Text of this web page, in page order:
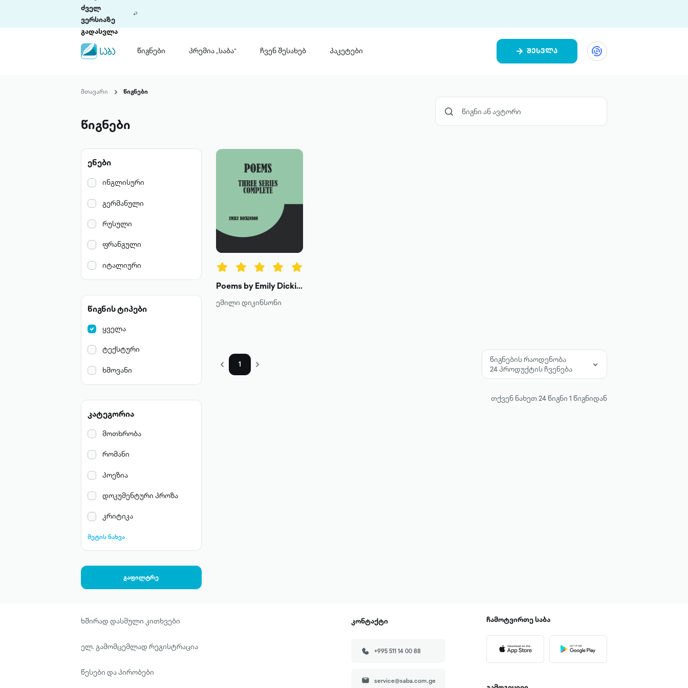
ძველ
ვერსიაზე
გადასვლა
წიგნები
პრემია „საბა“ ჩვენ შესახებ პაკეტები შესვლა
თინეთი 9 ციფრულ პლატფორმასა და 5
პაკეტები
მთავარი წიგნები
წიგნები
ენები
ინგლისური
გერმანული
რუსული
ფრანგული
იტალიური
წიგნის ტიპები
ყველა
ტექსტური
ხმოვანი
კატეგორია
მოთხრობა
რომანი
პოეზია
დოკუმენტური პროზა
კრიტიკა
მეტის ნახვა
გაფილტრე
Poems by Emily Dickinson, Three Series, Complete
ემილი დიკინსონი
1
წიგნების რაოდენობა
24 პროდუქტის ჩვენება
თქვენ ნახეთ24წიგნი 1 წიგნიდან
ხშირად დასმული კითხვები
ელ. გამომცემლად რეგისტრაცია
წესები და პირობები
კონტაქტი
+995 511 14 00 88
service@saba.com.ge
ჩამოტვირთესაბა